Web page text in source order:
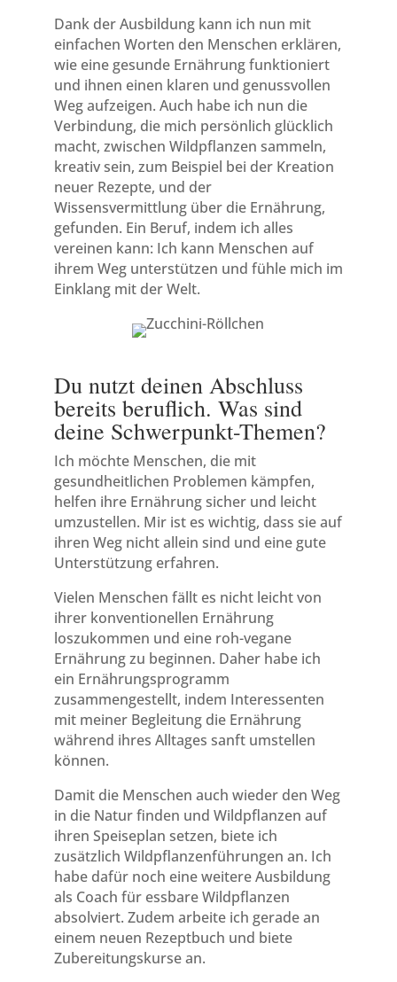
Dank der Ausbildung kann ich nun mit
einfachen Worten den Menschen erklären,
wie eine gesunde Ernährung funktioniert
und ihnen einen klaren und genussvollen
Weg aufzeigen. Auch habe ich nun die
Verbindung, die mich persönlich glücklich
macht, zwischen Wildpflanzen sammeln,
kreativ sein, zum Beispiel bei der Kreation
neuer Rezepte, und der
Wissensvermittlung über die Ernährung,
gefunden. Ein Beruf, indem ich alles
vereinen kann: Ich kann Menschen auf
ihrem Weg unterstützen und fühle mich im
Einklang mit der Welt.
Du nutzt deinen Abschluss
bereits beruflich. Was sind
deine Schwerpunkt-Themen?
Ich möchte Menschen, die mit
gesundheitlichen Problemen kämpfen,
helfen ihre Ernährung sicher und leicht
umzustellen. Mir ist es wichtig, dass sie auf
ihren Weg nicht allein sind und eine gute
Unterstützung erfahren.
Vielen Menschen fällt es nicht leicht von
ihrer konventionellen Ernährung
loszukommen und eine roh-vegane
Ernährung zu beginnen. Daher habe ich
ein Ernährungsprogramm
zusammengestellt, indem Interessenten
mit meiner Begleitung die Ernährung
während ihres Alltages sanft umstellen
können.
Damit die Menschen auch wieder den Weg
in die Natur finden und Wildpflanzen auf
ihren Speiseplan setzen, biete ich
zusätzlich Wildpflanzenführungen an. Ich
habe dafür noch eine weitere Ausbildung
als Coach für essbare Wildpflanzen
absolviert. Zudem arbeite ich gerade an
einem neuen Rezeptbuch und biete
Zubereitungskurse an.